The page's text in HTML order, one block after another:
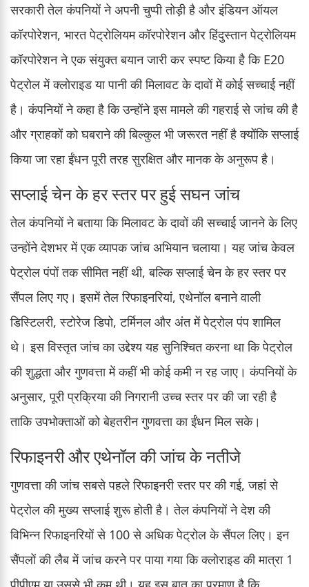
सरकारी तेल कंपनियों ने अपनी चुप्पी तोड़ी है और इंडियन ऑयल
कॉरपोरेशन, भारत पेट्रोलियम कॉरपोरेशन और हिंदुस्तान पेट्रोलियम
कॉरपोरेशन ने एक संयुक्त बयान जारी कर स्पष्ट किया है कि E20
पेट्रोल में क्लोराइड या पानी की मिलावट के दावों में कोई सच्चाई नहीं
है। कंपनियों ने कहा है कि उन्होंने इस मामले की गहराई से जांच की है
और ग्राहकों को घबराने की बिल्कुल भी जरूरत नहीं है क्योंकि सप्लाई
किया जा रहा ईंधन पूरी तरह सुरक्षित और मानक के अनुरूप है।
सप्लाई चेन के हर स्तर पर हुई सघन जांच
तेल कंपनियों ने बताया कि मिलावट के दावों की सच्चाई जानने के लिए
उन्होंने देशभर में एक व्यापक जांच अभियान चलाया। यह जांच केवल
पेट्रोल पंपों तक सीमित नहीं थी, बल्कि सप्लाई चेन के हर स्तर पर
सैंपल लिए गए। इसमें तेल रिफाइनरियां, एथेनॉल बनाने वाली
डिस्टिलरी, स्टोरेज डिपो, टर्मिनल और अंत में पेट्रोल पंप शामिल
थे। इस विस्तृत जांच का उद्देश्य यह सुनिश्चित करना था कि पेट्रोल
की शुद्धता और गुणवत्ता में कहीं भी कोई कमी न रह जाए। कंपनियों के
अनुसार, पूरी प्रक्रिया की निगरानी उच्च स्तर पर की जा रही है
ताकि उपभोक्ताओं को बेहतरीन गुणवत्ता का ईंधन मिल सके।
रिफाइनरी और एथेनॉल की जांच के नतीजे
गुणवत्ता की जांच सबसे पहले रिफाइनरी स्तर पर की गई, जहां से
पेट्रोल की मुख्य सप्लाई शुरू होती है। तेल कंपनियों ने देश की
विभिन्न रिफाइनरियों से 100 से अधिक पेट्रोल के सैंपल लिए। इन
सैंपलों की लैब में जांच करने पर पाया गया कि क्लोराइड की मात्रा 1